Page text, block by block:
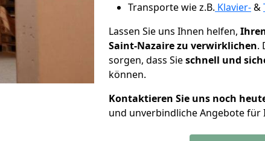
Transporte wie z.B. Klavier-&
Lassen Sie uns Ihnen helfen,
Saint-Nazaire zu verwirklichen.
sorgen, dass Sieschnell und
können.
Kontaktieren Sie uns noch
und unverbindliche Angebote für